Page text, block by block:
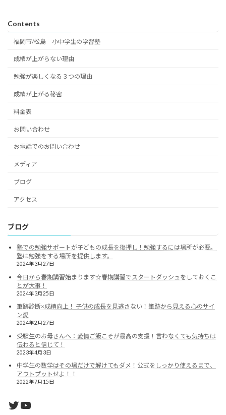
Contents
福岡市/松島 小中学生の学習塾
成績が上がらない理由
勉強が楽しくなる３つの理由
成績が上がる秘密
料金表
お問い合わせ
お電話でのお問い合わせ
メディア
ブログ
アクセス
ブログ
塾での勉強サポートが子どもの成長を後押し！勉強するには場所が必要。
塾は勉強をする場所を提供します。
2024年3月27日
今日から春期講習始まります☆春期講習でスタートダッシュをしておくこ
とが大事！
2024年3月25日
筆跡診断×成績向上！ 子供の成長を見逃さない！筆跡から見える心のサイ
ン愛
2024年2月27日
受験生のお母さんへ：愛情ご飯こそが最高の支援！言わなくても気持ちは
伝わると信じて！
2023年4月3日
中学生の数学はその場だけで解けてもダメ！公式をしっかり使えるまで、
アウトプットせよ！！
2022年7月15日
Twitter
YouTube